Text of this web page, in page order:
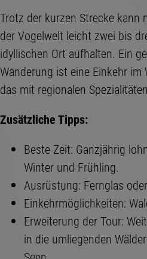
Trotz der kurzen Strecke kann
der Vogelwelt leicht zwei bis
idyllischen Ort aufhalten. Ein
Wanderung ist eine Einkehr im
das mit regionalen
Zusätzliche Tipps:
Beste Zeit: Ganzjährig
Winter und Frühling.
Ausrüstung: Fernglas
Einkehrmöglichkeiten:
Erweiterung der Tour:
in die umliegenden